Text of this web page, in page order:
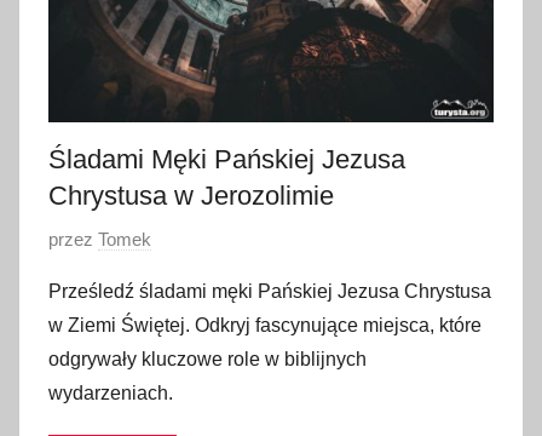
Śladami Męki Pańskiej Jezusa
Chrystusa w Jerozolimie
O
u
b
l
i
przez Tomek
Prześledź śladami męki Pańskiej Jezusa Chrystusa
w Ziemi Świętej. Odkryj fascynujące miejsca, które
odgrywały kluczowe role w biblijnych
wydarzeniach.